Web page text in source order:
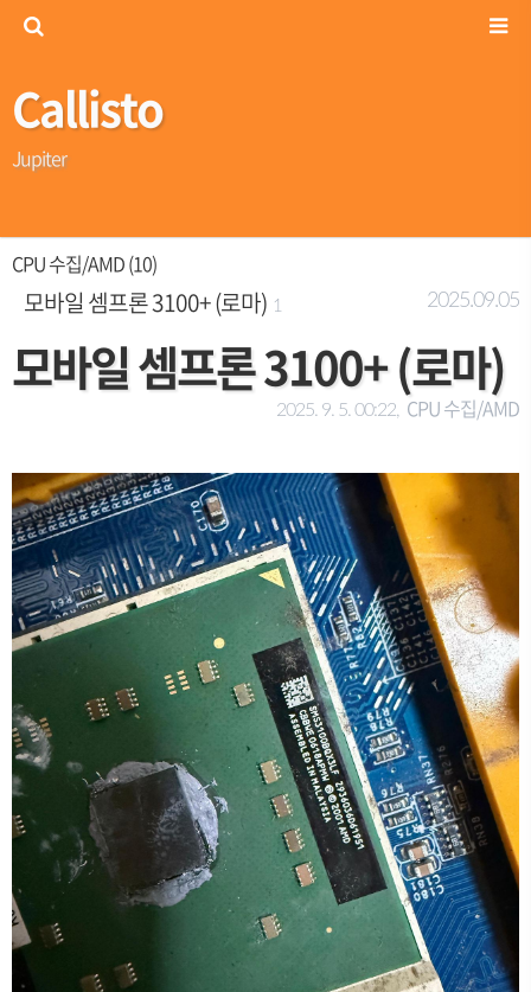
Callisto
Jupiter
CPU 수집/AMD (10)
모바일 셈프론 3100+ (로마) 1 2025.09.05
모바일 셈프론 3100+ (로마)
2025. 9. 5. 00:22, CPU 수집/AMD